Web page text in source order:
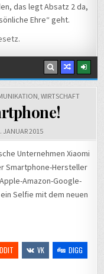
das legt Absatz 2 da,
Ehre“ geht.
.
, WIRTSCHAFT
JANUAR 2015
Unternehmen Xiaomi
Smartphone-Hersteller
Amazon-Google-
Selfie mit dem neuen
VK
DIGG